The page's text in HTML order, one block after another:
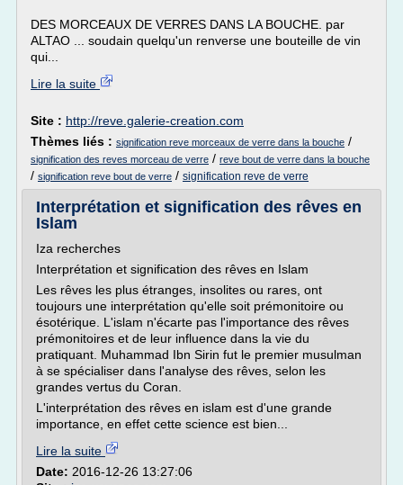
DES MORCEAUX DE VERRES DANS LA BOUCHE. par
ALTAO ... soudain quelqu'un renverse une bouteille de vin
qui...
Lire la suite
Site : http://reve.galerie-creation.com
Thèmes liés : signification reve morceaux de verre dans la bouche /
signification des reves morceau de verre / reve bout de verre dans la bouche
/ signification reve bout de verre / signification reve de verre
Interprétation et signification des rêves en
Islam
Iza recherches
Interprétation et signification des rêves en Islam
Les rêves les plus étranges, insolites ou rares, ont
toujours une interprétation qu'elle soit prémonitoire ou
ésotérique. L'islam n'écarte pas l'importance des rêves
prémonitoires et de leur influence dans la vie du
pratiquant. Muhammad Ibn Sirin fut le premier musulman
à se spécialiser dans l'analyse des rêves, selon les
grandes vertus du Coran.
L'interprétation des rêves en islam est d'une grande
importance, en effet cette science est bien...
Lire la suite
Date: 2016-12-26 13:27:06